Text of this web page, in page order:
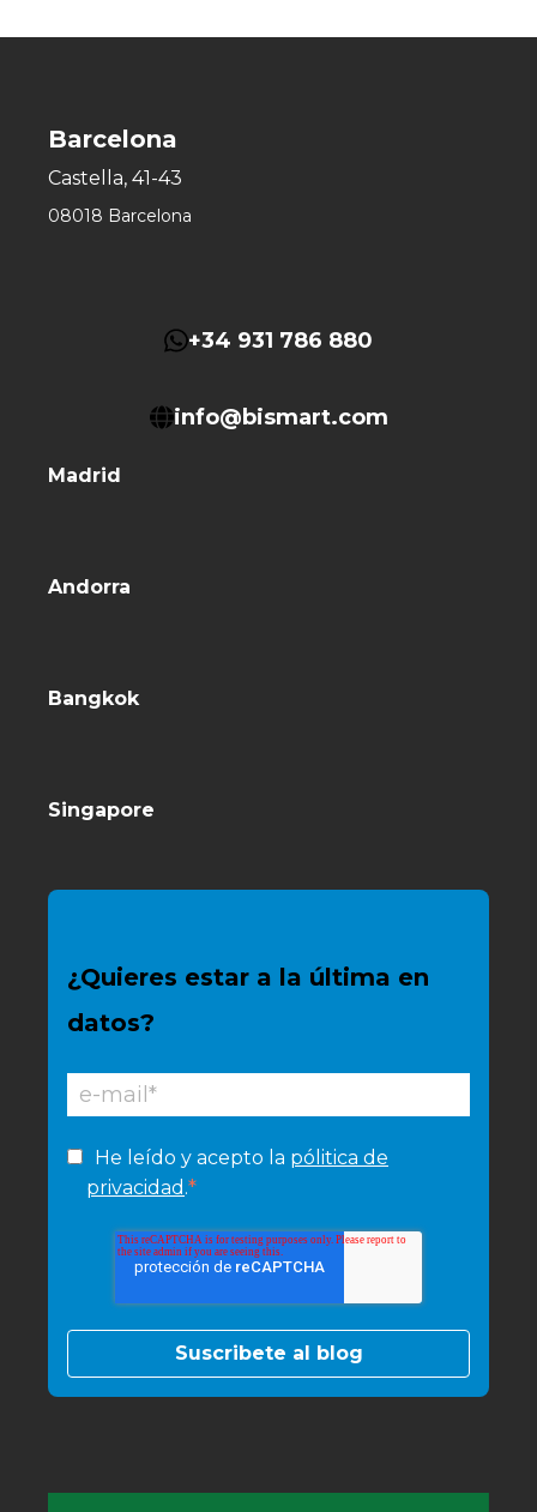
Barcelona
Castella, 41-43
08018 Barcelona
+34 931 786 880
info@bismart.com
Madrid
Andorra
Bangkok
Singapore
¿Quieres estar a la última en
datos?
He leído y acepto la pólitica de
privacidad .*